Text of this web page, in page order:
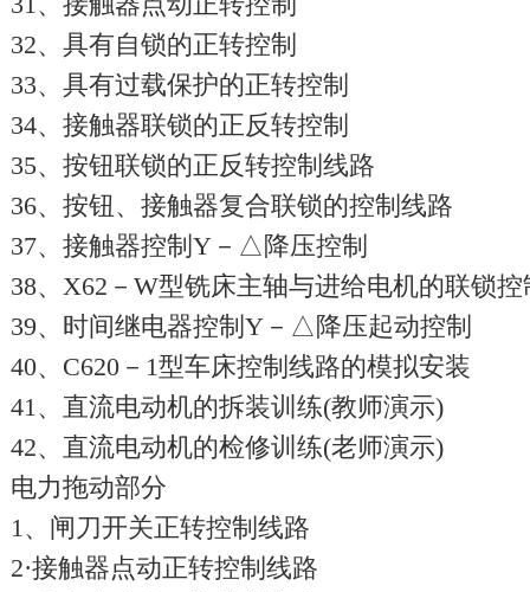
32、具有自锁的正转控制
33、具有过载保护的正转控制
34、接触器联锁的正反转控制
35、按钮联锁的正反转控制线路
36、按钮、接触器复合联锁的控制线路
37、接触器控制Y－△降压控制
38、X62－W型铣床主轴与进给电机的联锁控
39、时间继电器控制Y－△降压起动控制
40、C620－1型车床控制线路的模拟安装
41、直流电动机的拆装训练(教师演示)
42、直流电动机的检修训练(老师演示)
电力拖动部分
1、闸刀开关正转控制线路
2·接触器点动正转控制线路